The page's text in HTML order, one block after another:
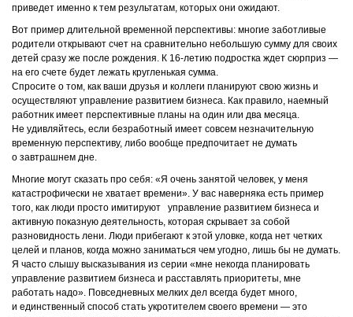
приведет именно к тем результатам, которых они ожидают.
Вот пример длительной временной перспективы: многие заботливые
родители открывают счет на сравнительно небольшую сумму для своих
детей сразу же после рождения. К 16-летию подростка ждет сюрприз ―
на его счете будет лежать кругленькая сумма.
Спросите о том, как ваши друзья и коллеги планируют свою жизнь и
осуществляют управление развитием бизнеса. Как правило, наемный
работник имеет перспективные планы на один или два месяца.
Не удивляйтесь, если безработный имеет совсем незначительную
временную перспективу, либо вообще предпочитает не думать
о завтрашнем дне.
Многие могут сказать про себя: «Я очень занятой человек, у меня
катастрофически не хватает времени». У вас наверняка есть пример
того, как люди просто имитируют управление развитием бизнеса и
активную показную деятельность, которая скрывает за собой
разновидность лени. Люди прибегают к этой уловке, когда нет четких
целей и планов, когда можно заниматься чем угодно, лишь бы не думать.
Я часто слышу высказывания из серии «мне некогда планировать
управление развитием бизнеса и расставлять приоритеты, мне
работать надо». Повседневных мелких дел всегда будет много,
и единственный способ стать укротителем своего времени — это